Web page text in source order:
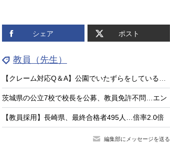
シェア ポスト
教員（先生）
【クレーム対応Q＆A】公園でいたずらをしている子供がいる
茨城県の公立7校で校長を公募、教員免許不問…エン
【教員採用】長崎県、最終合格者495人…倍率2.0倍
編集部にメッセージを送る